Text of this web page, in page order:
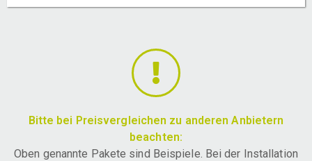
Bitte bei Preisvergleichen zu anderen Anbietern
beachten:
Oben genannte Pakete sind Beispiele. Bei der Installation